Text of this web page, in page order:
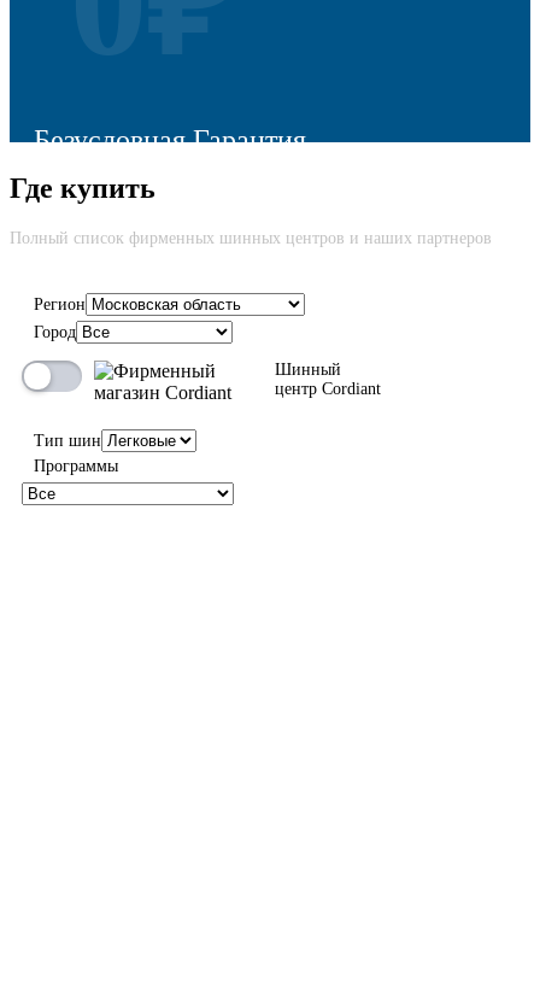
100%
Безусловная Гарантия
Cкидка до 100% на новую шину вне зависимости от причины
возврата
Где купить
Полный список фирменных шинных центров и наших партнеров
Регион
Город
Шинный
центр Cordiant
Тип шин
Программы